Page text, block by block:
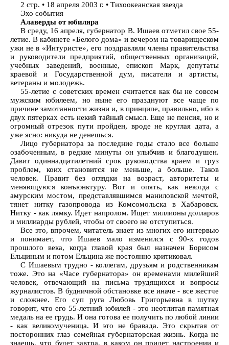
2 стр. • 18 апреля 2003 г. • Тихоокеанская звезда
Эхо события
Алаверды от юбиляра
В среду, 16 апреля, губернатор В. Ишаев отметил свое 55-
летие. В кабинете «Белого дома» и вечером на товарищеском
ужи не в «Интуристе», его поздравляли члены правительства
и руководители предприятий, общественных организаций,
учебных заведений, военные, епископ Марк, депутаты
краевой и Государственной дум, писатели и артисты,
ветераны и молодежь.
55-летие с советских времен считается как бы не совсем
мужским юбилеем, но ныне его празднуют все чаще по
причине замотанности жизни и, в принципе, правильно, ибо в
двух пятерках есть некий тайный смысл. Еще не пенсия, но и
огромный отрезок пути пройден, вроде не круглая дата, а
уже ясно: никуда не денешься.
Лицо губернатора за последние годы стало все больше
озабоченным, в редкие минуты он улыбчив и благодушен.
Давит одиннадцатилетний срок руководства краем и груз
проблем, коих становится не меньше, а больше. Таков
человек. Правит без оглядки на возраст, авторитеты и
меняющуюся конъюнктуру. Вот и опять, как некогда с
амурским мостом, представлявшимся маниловской мечтой,
тянет нитку газопровода из Комсомольска в Хабаровск.
Нитку - как лямку. Идет напролом. Ищет миллионы долларов
и миллиарды рублей, чтобы от своего не отступиться.
Все это, впрочем, читатель знает из многих его интервью
и понимает, что Ишаев мало изменился с 90-х годов
прошлого века, когда главой края был назначен Борисом
Ельциным и потом Ельцина же постоянно критиковал.
С Ишаевым трудно - коллегам, друзьям и родственникам
тоже. Это на «Часе губернатора» он временами милейший
человек, отвечающий на письма трудящихся и вопросы
журналистов. В будничной обстановке все иначе - все жестче
и сложнее. Его суп руга Любовь Григорьевна в шутку
говорит, что его 55-летний юбилей - это неотлитая памятная
медаль на ее грудь. И она готова ее получить по любой линии
- как великомученица. И это не бравада. Это скрытая от
посторонних глаз семейная губернаторская жизнь. Когда не
знаешь, что будет завтра, в каком он придет настроении и